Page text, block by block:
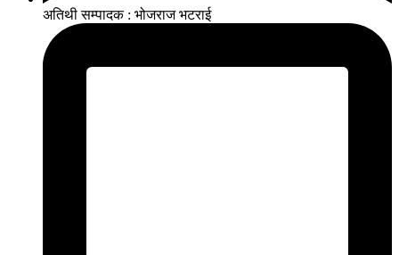
अतिथी सम्पादक : भोजराज भटराई